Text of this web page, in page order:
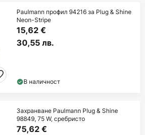
Paulmann профил 94216 за Plug & Shine
Neon-Stripe
15,62 €
30,55 лв.
В наличност
Захранване Paulmann Plug & Shine
98849, 75 W, сребристо
75,62 €